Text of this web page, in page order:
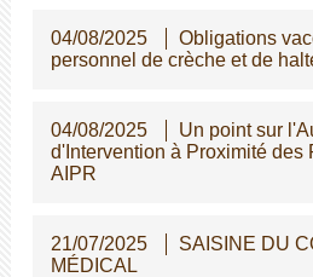
04/08/2025
Obligations
personnel de crèche et de
04/08/2025
Un point sur
d'Intervention à Proximité des
AIPR
21/07/2025
SAISINE DU
MÉDICAL